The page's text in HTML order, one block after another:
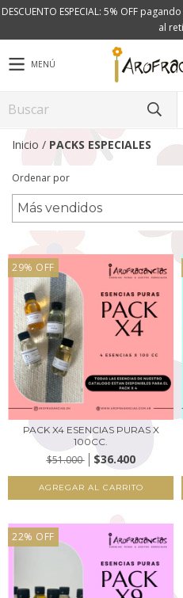
DESCUENTO ESPECIAL: 5% OFF
al
MENÚ
Inicio / PACKS ESPECIALES
Ordenar por
29% OFF
PACK X4 ESENCIAS PURAS X
100CC.
$51.000 $36.400
22% OFF